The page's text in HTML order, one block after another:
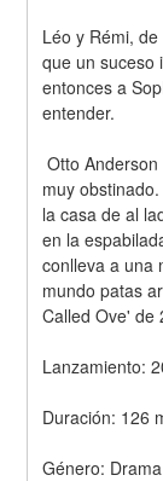
Léo y Rémi,
que un suceso
entonces a
entender.
Otto Anderson (Tom Hanks) es un viudo cascarrabias y
muy
la casa de al
en la
conlleva a una
mundo patas
Called Ove' de
Lanzamiento:
Duración: 126
Género: